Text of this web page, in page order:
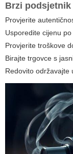
Brzi
Provjerite
Usporedite cijenu
Provjerite troškove
Birajte trgovce s
Redovito održavajte